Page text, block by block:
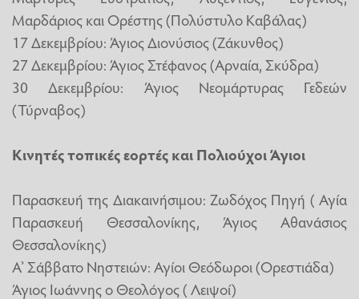
Μαρδάριος και Ορέστης (Πολύστυλο Καβάλας)
17 Δεκεμβρίου: Άγιος Διονύσιος (Ζάκυνθος)
27 Δεκεμβρίου: Άγιος Στέφανος (Αρναία, Σκύδρα)
30 Δεκεμβρίου: Άγιος Νεομάρτυρας Γεδεών
(Τύρναβος)
Κινητές τοπικές εορτές και Πολιούχοι Άγιοι
Παρασκευή της Διακαινήσιμου: Ζωδόχος Πηγή ( Αγία
Παρασκευή Θεσσαλονίκης, Άγιος Αθανάσιος
Θεσσαλονίκης)
Α’ Σάββατο Νηστειών: Αγίοι Θεόδωροι (Ορεστιάδα)
Άγιος Ιωάννης ο Θεολόγος ( Λειψοί)